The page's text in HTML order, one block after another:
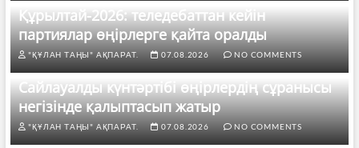
Құрылтай-2026: теледебаттан кейін
партиялар өңірлерге қайта оралды
"ҚҰЛАН ТАҢЫ" АҚПАРАТ. 07.08.2026 NO COMMENTS
Сайлауалды күнтәртібі өңірлердің сұранысы
негізінде қалыптасып жатыр
"ҚҰЛАН ТАҢЫ" АҚПАРАТ. 07.08.2026 NO COMMENTS